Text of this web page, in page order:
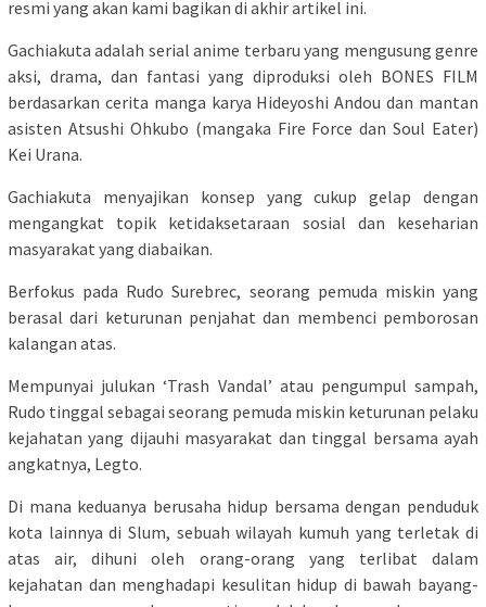
resmi yang akan kami bagikan di akhir artikel ini.
Gachiakuta adalah serial anime terbaru yang mengusung genre
aksi, drama, dan fantasi yang diproduksi oleh BONES FILM
berdasarkan cerita manga karya Hideyoshi Andou dan mantan
asisten Atsushi Ohkubo (mangaka Fire Force dan Soul Eater)
Kei Urana.
Gachiakuta menyajikan konsep yang cukup gelap dengan
mengangkat topik ketidaksetaraan sosial dan keseharian
masyarakat yang diabaikan.
Berfokus pada Rudo Surebrec, seorang pemuda miskin yang
berasal dari keturunan penjahat dan membenci pemborosan
kalangan atas.
Mempunyai julukan ‘Trash Vandal’ atau pengumpul sampah,
Rudo tinggal sebagai seorang pemuda miskin keturunan pelaku
kejahatan yang dijauhi masyarakat dan tinggal bersama ayah
angkatnya, Legto.
Di mana keduanya berusaha hidup bersama dengan penduduk
kota lainnya di Slum, sebuah wilayah kumuh yang terletak di
atas air, dihuni oleh orang-orang yang terlibat dalam
kejahatan dan menghadapi kesulitan hidup di bawah bayang-